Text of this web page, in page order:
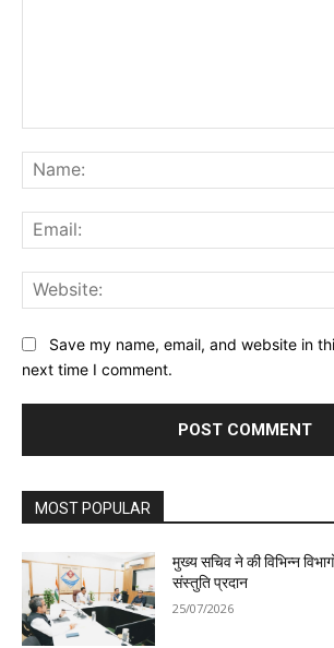
Save my name, email, and website in
next time I comment.
MOST POPULAR
मुख्य सचिव ने की विभिन्न
संस्तुति प्रदान
25/07/2026